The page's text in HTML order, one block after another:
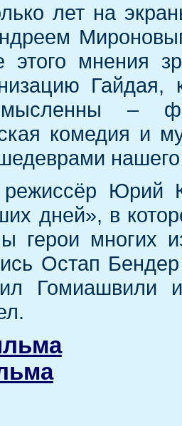
лет на
этого мнения
–
комедия и
Юрий
дней», в
герои многих
Остап
Гомиашвили